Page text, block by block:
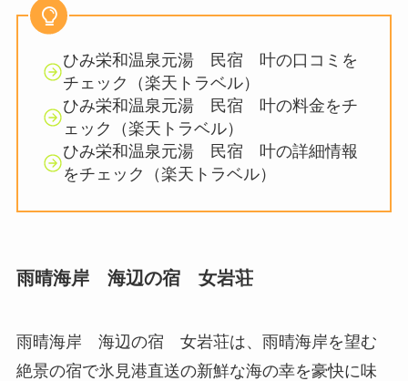
ひみ栄和温泉元湯 民宿 叶の口コミを
チェック（楽天トラベル）
ひみ栄和温泉元湯 民宿 叶の料金をチ
ェック（楽天トラベル）
ひみ栄和温泉元湯 民宿 叶の詳細情報
をチェック（楽天トラベル）
雨晴海岸 海辺の宿 女岩荘
雨晴海岸 海辺の宿 女岩荘は、雨晴海岸を望む
絶景の宿で氷見港直送の新鮮な海の幸を豪快に味